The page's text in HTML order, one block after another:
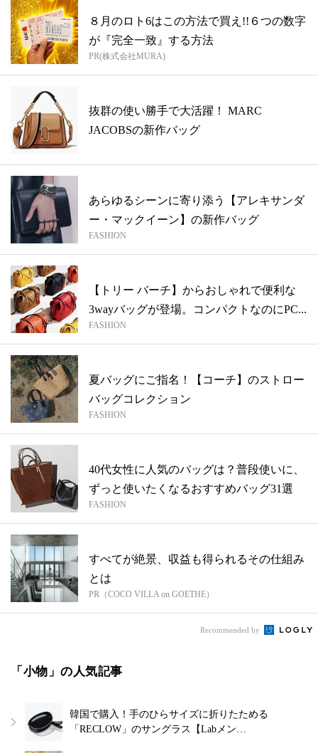
８月のロト6はこの方法で買え!!６つの数字
が『完全一致』する方法
PR(株式会社MURA)
抜群の使い勝手で大活躍！ MARC
JACOBSの新作バッグ
あらゆるシーンに寄り添う【アレキサンダ
ー・マックイーン】の新作バッグ
FASHION
【トリー バーチ】からおしゃれで便利な
3wayバッグが登場。コンパクトなのにPC...
FASHION
夏バッグにご指名！【コーチ】のストロー
バッグコレクション
FASHION
40代女性に人気のバッグは？普段使いに、
ずっと使いたくなるおすすめバッグ31選
FASHION
すべてが絶景、収益も得られるその仕組み
とは
PR（COCO VILLA on GOETHE）
Recommended by
「小物」の人気記事
韓国で購入！手のひらサイズに折りたためる
「RECLOW」のサングラス【Labメン…